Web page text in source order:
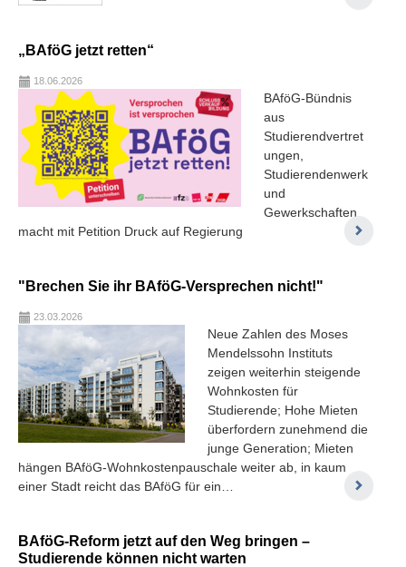
„BAföG jetzt retten“
18.06.2026
BAföG-Bündnis
aus
Studierendvertret
ungen,
Studierendenwerk
und
Gewerkschaften
macht mit Petition Druck auf Regierung
"Brechen Sie ihr BAföG-Versprechen nicht!"
23.03.2026
Neue Zahlen des Moses
Mendelssohn Instituts
zeigen weiterhin steigende
Wohnkosten für
Studierende; Hohe Mieten
überfordern zunehmend die
junge Generation; Mieten
hängen BAföG-Wohnkostenpauschale weiter ab, in kaum
einer Stadt reicht das BAföG für ein…
BAföG-Reform jetzt auf den Weg bringen –
Studierende können nicht warten